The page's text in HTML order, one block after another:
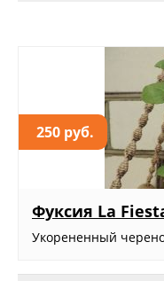
250 руб.
Фуксия La
Укорененный